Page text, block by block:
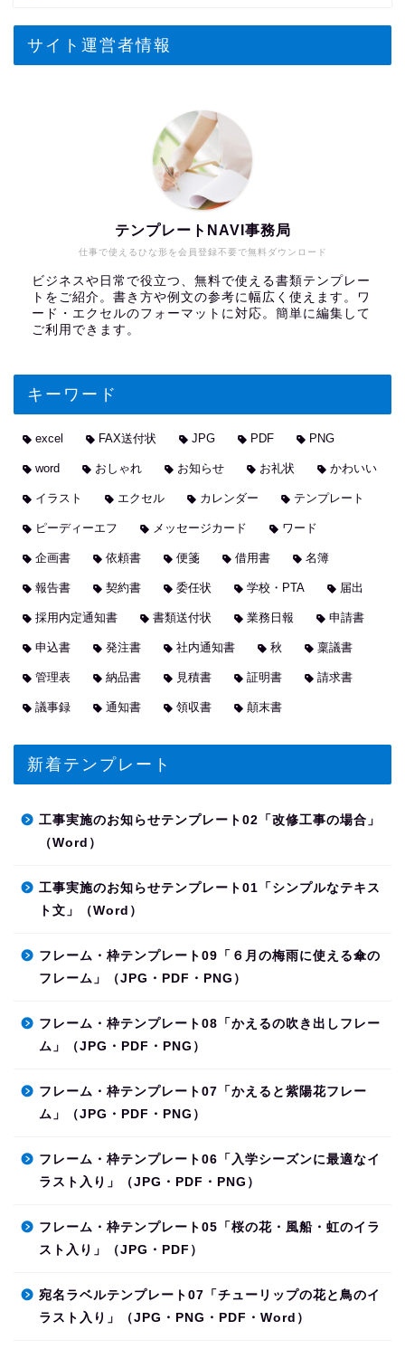
サイト運営者情報
仕事で使えるひな形を会員登録不要で無料ダウンロード
テンプレートNAVI事務局
ビジネスや日常で役立つ、無料で使える書類テンプレー
トをご紹介。書き方や例文の参考に幅広く使えます。ワ
ード・エクセルのフォーマットに対応。簡単に編集して
ご利用できます。
キーワード
excel FAX送付状 JPG PDF PNG
word おしゃれ お知らせ お礼状 かわいい
イラスト エクセル カレンダー テンプレート
ピーディーエフ メッセージカード ワード
企画書 依頼書 便箋 借用書 名簿
報告書 契約書 委任状 学校・PTA 届出
採用内定通知書 書類送付状 業務日報 申請書
申込書 発注書 社内通知書 秋 稟議書
管理表 納品書 見積書 証明書 請求書
議事録 通知書 領収書 顛末書
新着テンプレート
工事実施のお知らせテンプレート02「改修工事の場合」
（Word）
工事実施のお知らせテンプレート01「シンプルなテキス
ト文」（Word）
フレーム・枠テンプレート09「６月の梅雨に使える傘の
フレーム」（JPG・PDF・PNG）
フレーム・枠テンプレート08「かえるの吹き出しフレー
ム」（JPG・PDF・PNG）
フレーム・枠テンプレート07「かえると紫陽花フレー
ム」（JPG・PDF・PNG）
フレーム・枠テンプレート06「入学シーズンに最適なイ
ラスト入り」（JPG・PDF・PNG）
フレーム・枠テンプレート05「桜の花・風船・虹のイラ
スト入り」（JPG・PDF）
宛名ラベルテンプレート07「チューリップの花と鳥のイ
ラスト入り」（JPG・PNG・PDF・Word）